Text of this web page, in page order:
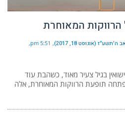
המאוחרת
ה׳תשע״ז (אוגוסט 18, 2017) 5:51 pm
בגיל צעיר מאוד, כשהבת עוד
תופעת הרווקות המאוחרת, אלה